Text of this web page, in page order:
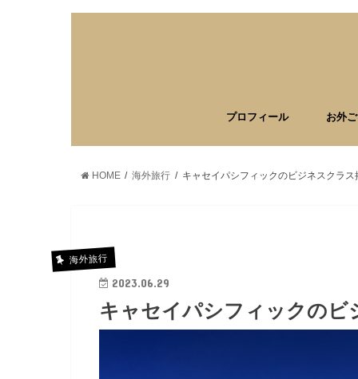
プロフィール お外
HOME 海外旅行 キャセイパシフィックのビジネスクラス
海外旅行
2023.06.29
キャセイパシフィックのビ